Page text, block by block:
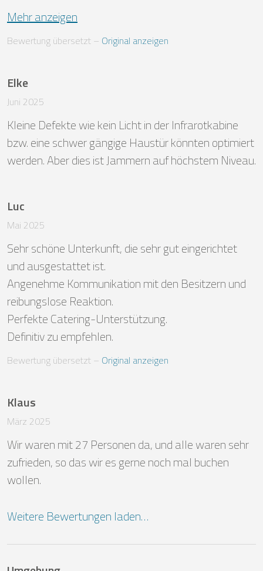
Mehr anzeigen
Bewertung übersetzt – Original anzeigen
Elke
Juni 2025
Kleine Defekte wie kein Licht in der Infrarotkabine
bzw. eine schwer gängige Haustür könnten optimiert
werden. Aber dies ist Jammern auf höchstem Niveau.
Luc
Mai 2025
Sehr schöne Unterkunft, die sehr gut eingerichtet
und ausgestattet ist.
Angenehme Kommunikation mit den Besitzern und
reibungslose Reaktion.
Perfekte Catering-Unterstützung.
Definitiv zu empfehlen.
Bewertung übersetzt – Original anzeigen
Klaus
März 2025
Wir waren mit 27 Personen da, und alle waren sehr
zufrieden, so das wir es gerne noch mal buchen
wollen.
Weitere Bewertungen laden…